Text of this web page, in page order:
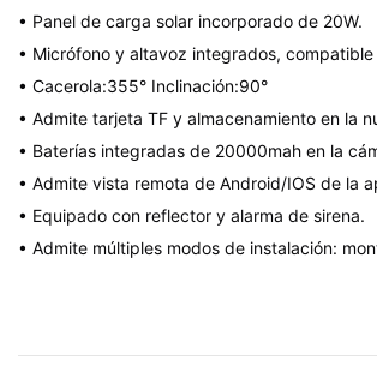
• Panel de carga solar incorporado de 20W.
• Micrófono y altavoz integrados,
• Cacerola:355° Inclinación:90°
• Admite tarjeta TF y almacenamiento en la
• Baterías integradas de 20000mah en la
• Admite vista remota de Android/IOS de la
• Equipado con reflector y alarma de sirena.
• Admite múltiples modos de instalación: